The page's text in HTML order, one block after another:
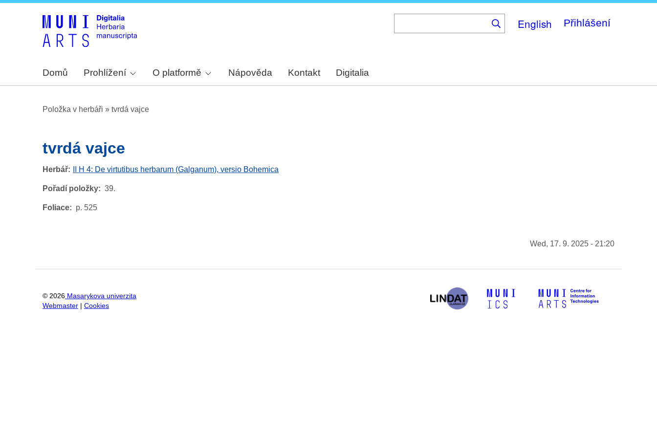
English Přihlášení
Domů Prohlížení O platformě Nápověda Kontakt Digitalia
Položka v herbáři » tvrdá vajce
tvrdá vajce
Herbář II H 4: De virtutibus herbarum (Galganum), versio Bohemica
Pořadí položky 39.
Foliace p. 525
Wed, 17. 9. 2025 - 21:20
© 2026 Masarykova univerzita
Webmaster
Cookies